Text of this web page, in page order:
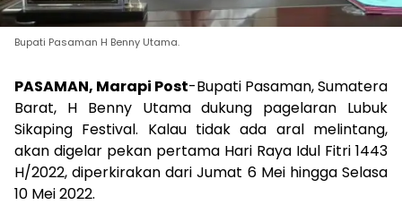
Bupati Pasaman H Benny Utama.
PASAMAN, Marapi Post-Bupati Pasaman, Sumatera
Barat, H Benny Utama dukung pagelaran Lubuk
Sikaping Festival. Kalau tidak ada aral melintang,
akan digelar pekan pertama Hari Raya Idul Fitri 1443
H/2022, diperkirakan dari Jumat 6 Mei hingga Selasa
10 Mei 2022.